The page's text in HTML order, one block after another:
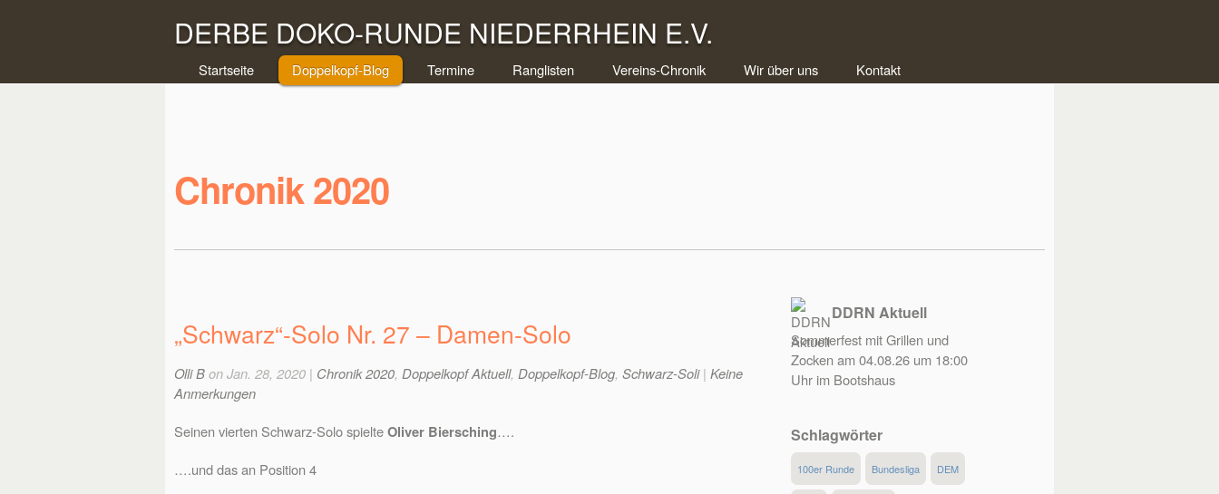
DERBE DOKO-RUNDE NIEDERRHEIN E.V.
Startseite Doppelkopf-Blog Termine Ranglisten Vereins-Chronik Wir über uns Kontakt
Chronik 2020
„Schwarz“-Solo Nr. 27 – Damen-Solo
Olli Bon Jan. 28, 2020 | Chronik 2020, Doppelkopf Aktuell, Doppelkopf-Blog, Schwarz-Soli| Keine
Anmerkungen
Seinen vierten Schwarz-Solo spielteOliver Biersching….
….und das an Position 4
DDRN Aktuell
Sommerfest mit Grillen und
Zocken am 04.08.26 um 18:00
Uhr im Bootshaus
Schlagwörter
100er Runde Bundesliga DEM